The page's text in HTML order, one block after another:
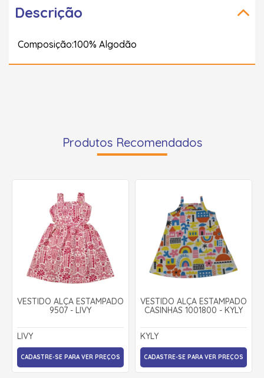
Descrição
Composição:100% Algodão
Produtos Recomendados
VESTIDO ALÇA ESTAMPADO
9507 - LIVY
LIVY
CADASTRE-SE PARA VER PREÇOS
VESTIDO ALÇA ESTAMPADO
CASINHAS 1001800 - KYLY
KYLY
CADASTRE-SE PARA VER PREÇOS